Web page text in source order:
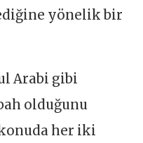
yönelik bir
Arabi gibi
olduğunu
her iki